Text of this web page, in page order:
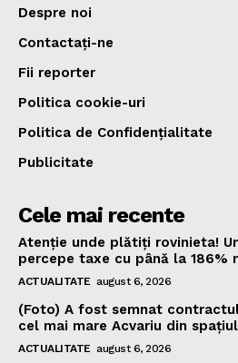
Despre noi
Contactați-ne
Fii reporter
Politica cookie-uri
Politica de Confidențialitate
Publicitate
Cele mai recente
Atenție unde plătiți rovinieta!
percepe taxe cu până la 186%
ACTUALITATE august 6, 2026
(Foto) A fost semnat
cel mai mare Acvariu din
ACTUALITATE august 6, 2026